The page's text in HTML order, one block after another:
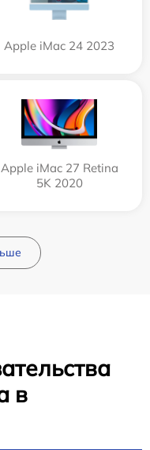
Apple iMac 24 2023
Apple iMac 27 Retina
5K 2020
в